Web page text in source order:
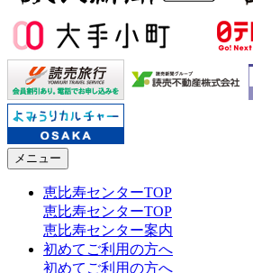
メニュー
恵比寿センターTOP
恵比寿センターTOP
恵比寿センター案内
初めてご利用の方へ
初めてご利用の方へ